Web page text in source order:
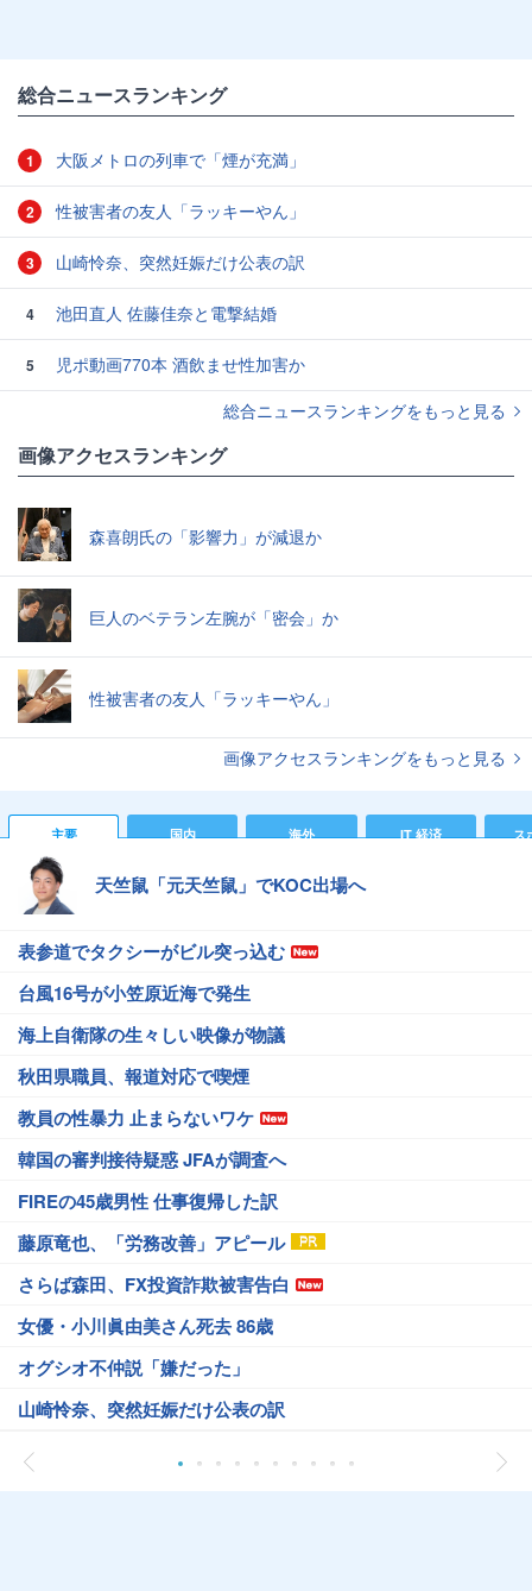
総合ニュースランキング
1 大阪メトロの列車で「煙が充満」
2 性被害者の友人「ラッキーやん」
3 山崎怜奈、突然妊娠だけ公表の訳
4 池田直人 佐藤佳奈と電撃結婚
5
児ポ動画770本 酒飲ませ性加害か
総合ニュースランキングをもっと見る
画像アクセスランキング
森喜朗氏の「影響力」が減退か
巨人のベテラン左腕が「密会」か
性被害者の友人「ラッキーやん」
画像アクセスランキングをもっと見る
主要 国内 海外 IT 経済 ス
天竺鼠「元天竺鼠」でKOC出場へ
表参道でタクシーがビル突っ込む
台風16号が小笠原近海で発生
海上自衛隊の生々しい映像が物議
秋田県職員、報道対応で喫煙
教員の性暴力 止まらないワケ
韓国の審判接待疑惑 JFAが調査へ
FIREの45歳男性 仕事復帰した訳
藤原竜也、「労務改善」アピール
さらば森田、FX投資詐欺被害告白
女優・小川眞由美さん死去 86歳
オグシオ不仲説「嫌だった」
山崎怜奈、突然妊娠だけ公表の訳